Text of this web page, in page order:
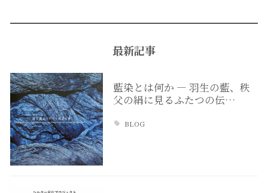
最新記事
藍染とは何か ― 羽生の藍、秩
父の絹に見るふたつの伝…
BLOG